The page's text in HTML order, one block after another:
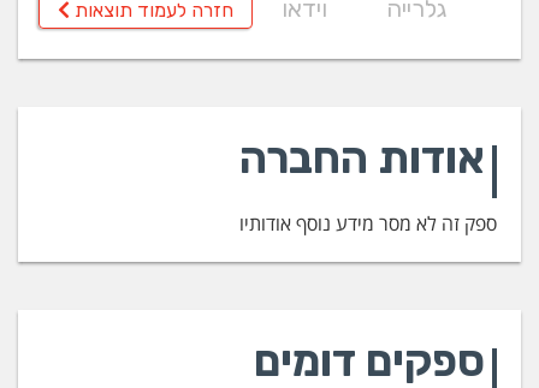
גלרייה
וידאו חזרה לעמוד תוצאות
אודות החברה
ספק זה לא מסר מידע נוסף אודותיו
ספקים דומים